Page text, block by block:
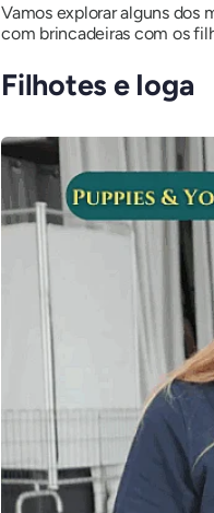
Vamos explorar alguns dos
com brincadeiras com os
Filhotes e Ioga